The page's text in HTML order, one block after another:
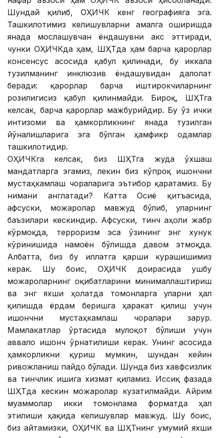
Шундай қилиб, ОҲИЧК кенг географияга эга.
Ташкилотимиз келишувларни амалга оширишда
янада мослашувчан ёндашувни акс эттиради,
чунки ОҲИЧКда ҳам, ШҲТда ҳам барча қарорлар
консенсус асосида қабул қилинади, бу иккала
тузилманинг инклюзив ёндашувидан далолат
беради: қарорлар барча иштирокчиларнинг
розилигисиз қабул қилинмайди. Бироқ, ШҲТга
келсак, барча қарорлар мажбурийдир. Бу ўз ички
интизоми ва ҳамкорликнинг янада тузилган
йўналишларига эга бўлган ҳамфикр одамлар
ташкилотидир.
ОҲИЧКга келсак, биз ШҲТга жуда ўхшаш
мандатларга эгамиз, лекин биз кўпроқ ишончни
мустаҳкамлаш чораларига эътибор қаратамиз. Бу
нимани англатади? Катта Осиё қитъасида,
афсуски, можаролар мавжуд бўлиб, уларнинг
баъзилари кескиндир. Афсуски, тинч аҳоли жабр
кўрмоқда, терроризм эса ўзининг энг хунук
кўринишида намоён бўлишда давом этмоқда.
Албатта, биз бу иллатга қарши курашишимиз
керак. Шу боис, ОҲИЧК доирасида ушбу
можароларнинг оқибатларини минималлаштириш
ва энг яхши ҳолатда томонларга уларни ҳал
қилишда ёрдам беришга ҳаракат қилиш учун
ишончни мустаҳкамлаш чоралари зарур.
Мамлакатлар ўртасида мулоқот бўлиши учун
аввало ишонч ўрнатилиши керак. Унинг асосида
ҳамкорликни қуриш мумкин, шундан кейин
ривожланиш пайдо бўлади. Шунда биз хавфсизлик
ва тинчлик ишига хизмат қиламиз. Иссиқ фазада
ШҲТда кескин можаролар кузатилмайди. Айрим
муаммолар икки томонлама форматда ҳал
этилиши ҳақида келишувлар мавжуд. Шу боис,
биз айтамизки, ОҲИЧК ва ШҲТнинг умумий яхши